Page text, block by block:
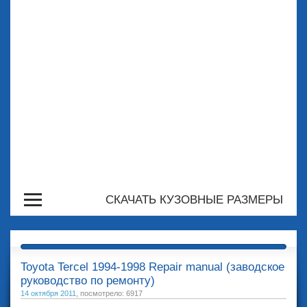
СКАЧАТЬ КУЗОВНЫЕ РАЗМЕРЫ
Toyota Tercel 1994-1998 Repair manual (заводское
руководство по ремонту)
14 октября 2011 , посмотрело: 6917